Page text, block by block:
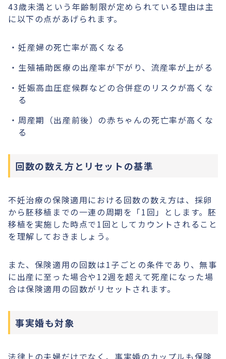
43歳未満という年齢制限が定められている理由は主
に以下の点があげられます。
妊産婦の死亡率が高くなる
生殖補助医療の出産率が下がり、流産率が上がる
妊娠高血圧症候群などの合併症のリスクが高くな
る
周産期（出産前後）の赤ちゃんの死亡率が高くな
る
回数の数え方とリセットの基準
不妊治療の保険適用における回数の数え方は、採卵
から胚移植までの一連の周期を「1回」とします。胚
移植を実施した時点で1回としてカウントされること
を理解しておきましょう。
また、保険適用の回数は1子ごとの条件であり、無事
に出産に至った場合や12週を超えて死産になった場
合は保険適用の回数がリセットされます。
事実婚も対象
法律上の夫婦だけでなく、事実婚のカップルも保険